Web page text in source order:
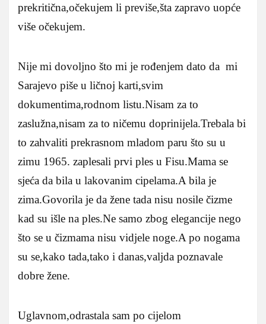
prekritična,očekujem li previše,šta zapravo uopće
više očekujem.
Nije mi dovoljno što mi je rođenjem dato da mi
Sarajevo piše u ličnoj karti,svim
dokumentima,rodnom listu.Nisam za to
zaslužna,nisam za to ničemu doprinijela.Trebala bi
to zahvaliti prekrasnom mladom paru što su u
zimu 1965. zaplesali prvi ples u Fisu.Mama se
sjeća da bila u lakovanim cipelama.A bila je
zima.Govorila je da žene tada nisu nosile čizme
kad su išle na ples.Ne samo zbog elegancije nego
što se u čizmama nisu vidjele noge.A po nogama
su se,kako tada,tako i danas,valjda poznavale
dobre žene.
Uglavnom,odrastala sam po cijelom